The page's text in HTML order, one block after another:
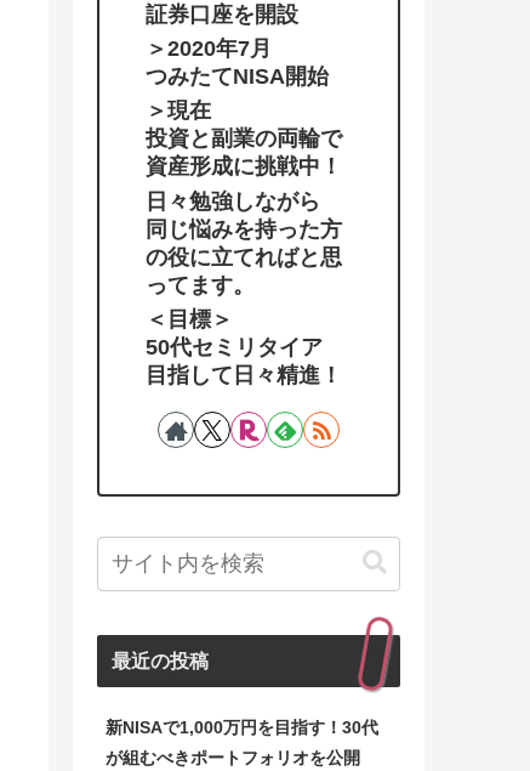
証券口座を開設
＞2020年7月
つみたてNISA開始
＞現在
投資と副業の両輪で
資産形成に挑戦中！
日々勉強しながら
同じ悩みを持った方
の役に立てればと思
ってます。
＜目標＞
50代セミリタイア
目指して日々精進！
最近の投稿
新NISAで1,000万円を目指す！30代
が組むべきポートフォリオを公開